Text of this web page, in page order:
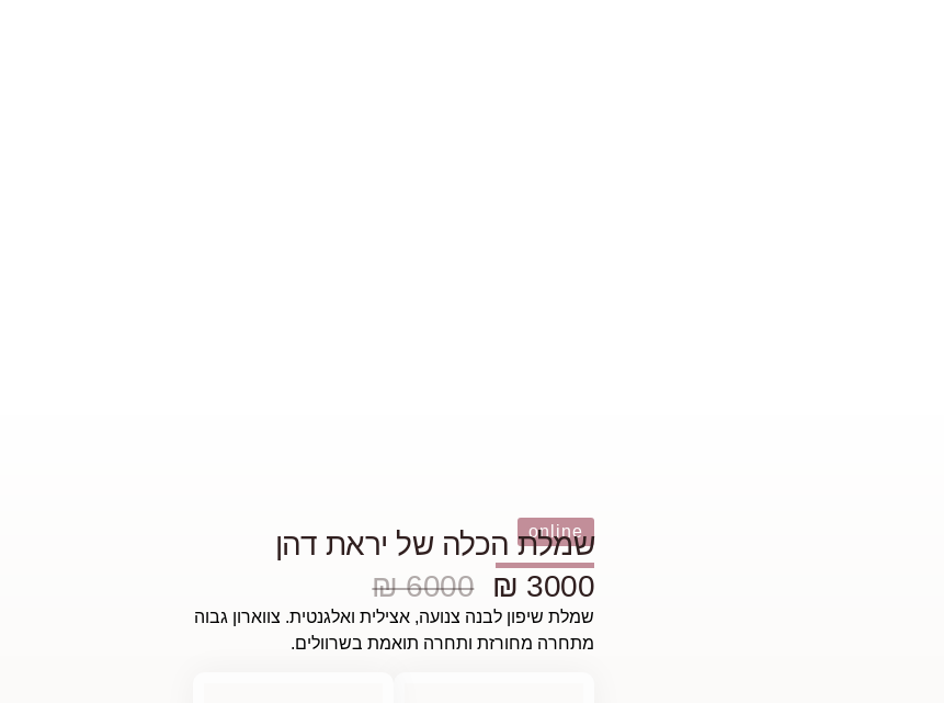
online
שמלת הכלה של יראת דהן
3000 ₪
6000 ₪
שמלת שיפון לבנה צנועה, אצילית ואלגנטית. צווארון גבוה
מתחרה מחורזת ותחרה תואמת בשרוולים.